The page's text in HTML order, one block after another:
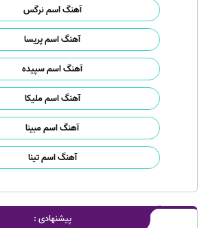
آهنگ اسم نرگس
آهنگ اسم پریسا
آهنگ اسم سپیده
آهنگ اسم ملیکا
آهنگ اسم مبینا
آهنگ اسم تینا
پیشنهادی :